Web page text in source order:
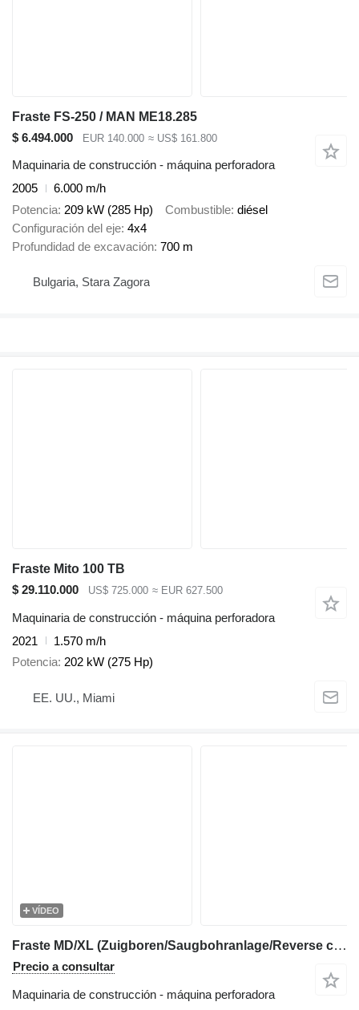
Fraste FS-250 / MAN ME18.285
$ 6.494.000
EUR 140.000 ≈ US$ 161.800
Maquinaria de construcción - máquina perforadora
2005
6.000 m/h
Potencia 209 kW (285 Hp) Combustible diésel
Configuración del eje 4x4
Profundidad de excavación 700 m
Bulgaria, Stara Zagora
Fraste Mito 100 TB
$ 29.110.000
US$ 725.000 ≈ EUR 627.500
Maquinaria de construcción - máquina perforadora
2021
1.570 m/h
Potencia 202 kW (275 Hp)
EE. UU., Miami
VÍDEO
Fraste MD/XL (Zuigboren/Saugbohranlage/Reverse circulation drilling)
Precio a consultar
Maquinaria de construcción - máquina perforadora